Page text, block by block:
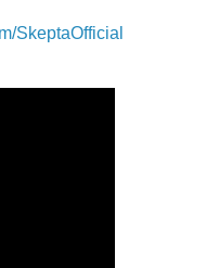
SkeptaOfficial